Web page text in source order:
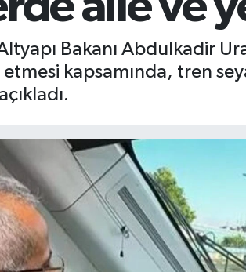
Bakanı Abdulkadir
etmesi kapsamında, tren